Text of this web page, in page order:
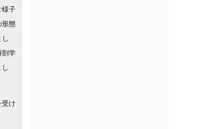
様子
形態
剖学
受け